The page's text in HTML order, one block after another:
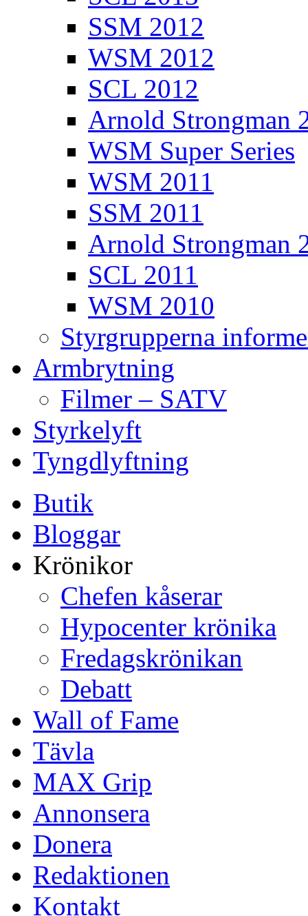
SSM 2012
WSM 2012
SCL 2012
Arnold Strongman
WSM Super Series
WSM 2011
SSM 2011
Arnold Strongman
SCL 2011
WSM 2010
Styrgrupperna
Armbrytning
Filmer – SATV
Styrkelyft
Tyngdlyftning
Butik
Bloggar
Krönikor
Chefen kåserar
Hypocenter krönika
Fredagskrönikan
Debatt
Wall of Fame
Tävla
MAX Grip
Annonsera
Donera
Redaktionen
Kontakt